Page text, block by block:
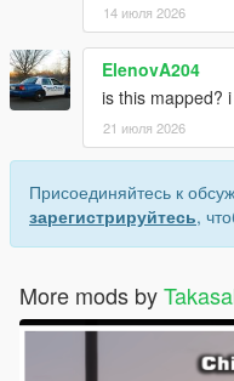
14 июля 2026
ElenovA204
is this mapped?
21 июля 2026
Присоединяйтесь к
зарегистрируйтесь,
More mods by